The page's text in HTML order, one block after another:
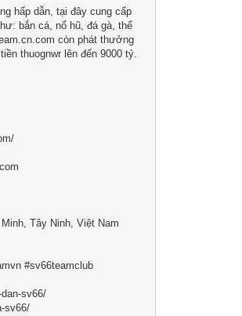
hấp dẫn, tại đây cung cấp
bắn cá, nổ hũ, đá gà, thể
còn phát thưởng
thuognwr lên đến 9000 tỷ.
Tây Ninh, Việt Nam
#sv66teamclub
sv66/
sv66/